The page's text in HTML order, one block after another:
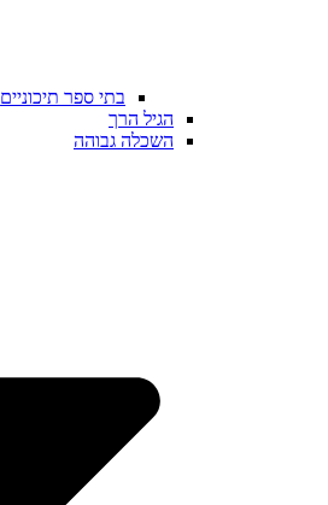
בתי ספר תיכוניים
הגיל הרך
השכלה גבוהה